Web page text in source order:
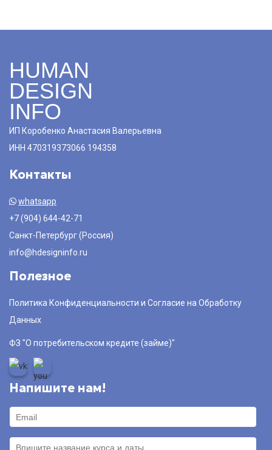
HUMAN
DESIGN
INFO
ИП Коробенко Анастасия Валерьевна
ИНН 470319373066 194358
Контакты
whatsapp
+7 (904) 644-42-71
Санкт-Петербург (Россия)
info@hdesigninfo.ru
Полезное
Политика Конфиденциальности и Согласие на Обработку
Данных
ФЗ "О потребительском кредите (займе)"
Напишите нам!